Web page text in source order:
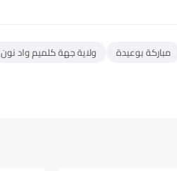
مباركة بوعيدة ولاية جهة كلميم واد نون